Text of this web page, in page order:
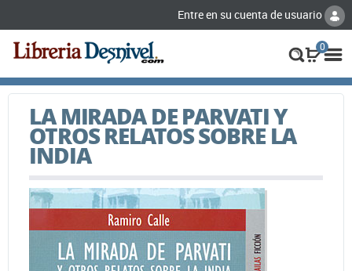
Entre en su cuenta de usuario
0
LA MIRADA DE PARVATI Y
OTROS RELATOS SOBRE LA
INDIA